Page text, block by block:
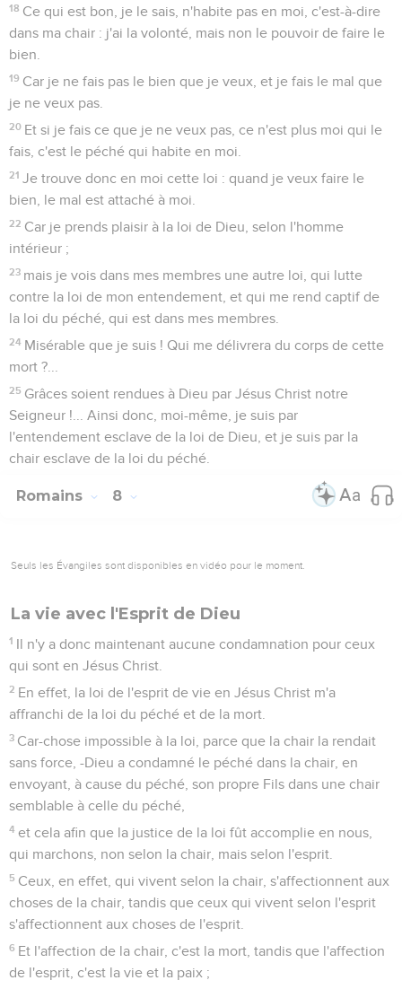
18 Ce qui est bon, je le sais, n'habite pas en moi, c'est-à-dire
dans ma chair : j'ai la volonté, mais non le pouvoir de faire le
bien.
19 Car je ne fais pas le bien que je veux, et je fais le mal que
je ne veux pas.
20 Et si je fais ce que je ne veux pas, ce n'est plus moi qui le
fais, c'est le péché qui habite en moi.
21 Je trouve donc en moi cette loi : quand je veux faire le
bien, le mal est attaché à moi.
22 Car je prends plaisir à la loi de Dieu, selon l'homme
intérieur ;
23 mais je vois dans mes membres une autre loi, qui lutte
contre la loi de mon entendement, et qui me rend captif de
la loi du péché, qui est dans mes membres.
24 Misérable que je suis ! Qui me délivrera du corps de cette
mort ?...
25 Grâces soient rendues à Dieu par Jésus Christ notre
Seigneur !... Ainsi donc, moi-même, je suis par
l'entendement esclave de la loi de Dieu, et je suis par la
chair esclave de la loi du péché.
Romains 8
Seuls les Évangiles sont disponibles en vidéo pour le moment.
La vie avec l'Esprit de Dieu
1 Il n'y a donc maintenant aucune condamnation pour ceux
qui sont en Jésus Christ.
2 En effet, la loi de l'esprit de vie en Jésus Christ m'a
affranchi de la loi du péché et de la mort.
3 Car-chose impossible à la loi, parce que la chair la rendait
sans force, -Dieu a condamné le péché dans la chair, en
envoyant, à cause du péché, son propre Fils dans une chair
semblable à celle du péché,
4 et cela afin que la justice de la loi fût accomplie en nous,
qui marchons, non selon la chair, mais selon l'esprit.
5 Ceux, en effet, qui vivent selon la chair, s'affectionnent aux
choses de la chair, tandis que ceux qui vivent selon l'esprit
s'affectionnent aux choses de l'esprit.
6 Et l'affection de la chair, c'est la mort, tandis que l'affection
de l'esprit, c'est la vie et la paix ;